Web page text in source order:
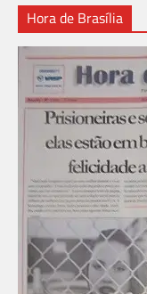
Hora de Brasília